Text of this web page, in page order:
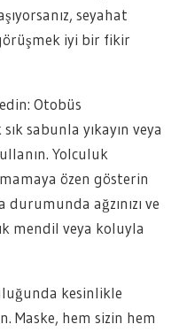
seyahat
iyi bir fikir
Otobüs
sabunla yıkayın veya
Yolculuk
özen gösterin
ağzınızı ve
mendil veya koluyla
kesinlikle
Maske, hem sizin hem